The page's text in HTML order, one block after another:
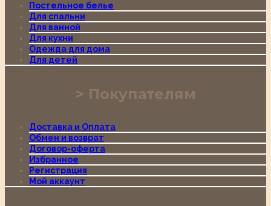
Постельное белье
Для спальни
Для ванной
Для кухни
Одежда для дома
Для детей
Покупателям
Доставка и Оплата
Обмен и возврат
Договор-оферта
Избранное
Регистрация
Мой аккаунт